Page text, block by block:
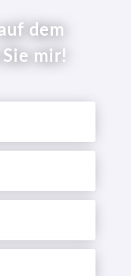
dem
Sie mir!